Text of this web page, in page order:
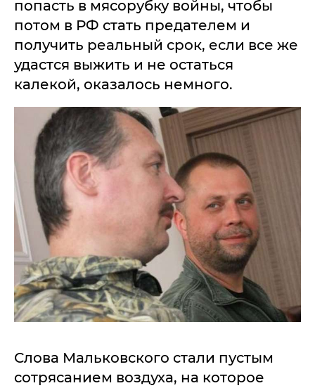
попасть в мясорубку войны, чтобы
потом в РФ стать предателем и
получить реальный срок, если все же
удастся выжить и не остаться
калекой, оказалось немного.
Слова Мальковского стали пустым
сотрясанием воздуха, на которое